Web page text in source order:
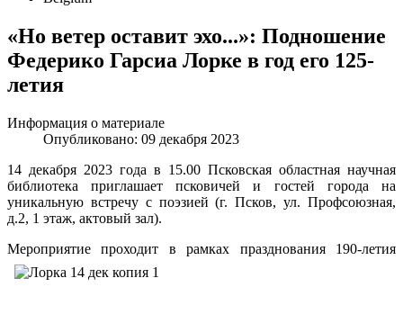
«Но ветер оставит эхо...»: Подношение
Федерико Гарсиа Лорке в год его 125-
летия
Информация о материале
Опубликовано: 09 декабря 2023
14 декабря 2023 года в 15.00 Псковская областная научная
библиотека приглашает псковичей и гостей города на
уникальную встречу с поэзией (г. Псков, ул. Профсоюзная,
д.2, 1 этаж, актовый зал).
Мероприятие проходит в рамках празднования 190-летия